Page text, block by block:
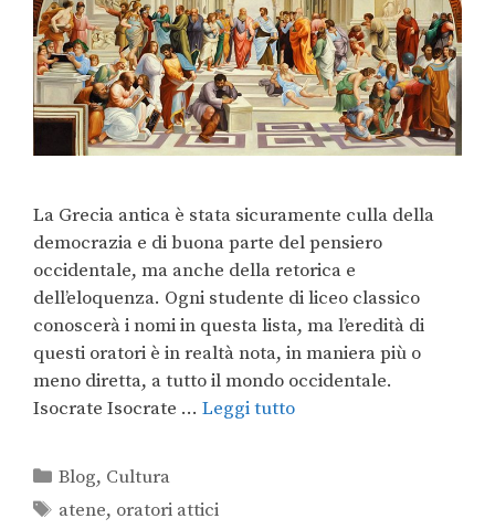
La Grecia antica è stata sicuramente culla della
democrazia e di buona parte del pensiero
occidentale, ma anche della retorica e
dell’eloquenza. Ogni studente di liceo classico
conoscerà i nomi in questa lista, ma l’eredità di
questi oratori è in realtà nota, in maniera più o
meno diretta, a tutto il mondo occidentale.
Isocrate Isocrate … Leggi tutto
Blog, Cultura
atene, oratori attici